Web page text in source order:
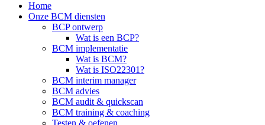
Home
Onze BCM diensten
BCP ontwerp
Wat is een BCP?
BCM implementatie
Wat is BCM?
Wat is ISO22301?
BCM interim manager
BCM advies
BCM audit & quickscan
BCM training & coaching
Testen & oefenen